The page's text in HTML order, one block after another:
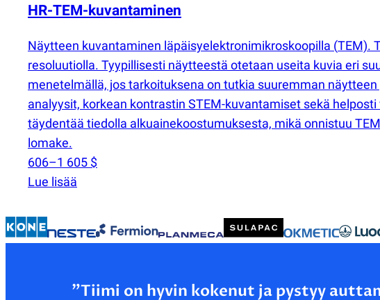
HR-TEM-kuvantaminen
Näytteen kuvantaminen läpäisyelektronimikroskoopilla (TEM).
resoluutiolla. Tyypillisesti näytteestä otetaan useita kuvia eri
menetelmällä, jos tarkoituksena on tutkia suuremman
analyysit, korkean kontrastin STEM-kuvantamiset sekä
täydentää tiedolla alkuainekoostumuksesta, mikä onnistuu
lomake.
606–1 605 $
Lue lisää